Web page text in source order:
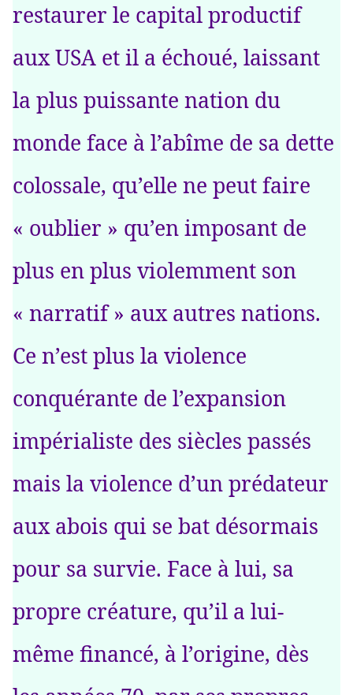
restaurer le capital productif
aux USA et il a échoué, laissant
la plus puissante nation du
monde face à l’abîme de sa dette
colossale, qu’elle ne peut faire
« oublier » qu’en imposant de
plus en plus violemment son
« narratif » aux autres nations.
Ce n’est plus la violence
conquérante de l’expansion
impérialiste des siècles passés
mais la violence d’un prédateur
aux abois qui se bat désormais
pour sa survie. Face à lui, sa
propre créature, qu’il a lui-
même financé, à l’origine, dès